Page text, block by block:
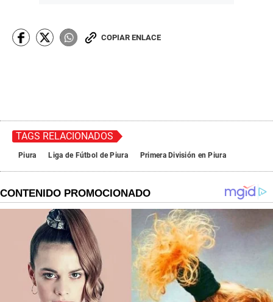
COPIAR ENLACE
TAGS RELACIONADOS
Piura Liga de Fútbol de Piura Primera División en Piura